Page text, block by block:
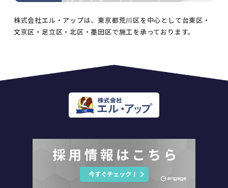
株式会社エル・アップは、東京都荒川区を中心として台東区・
文京区・足立区・北区・墨田区で施工を承っております。